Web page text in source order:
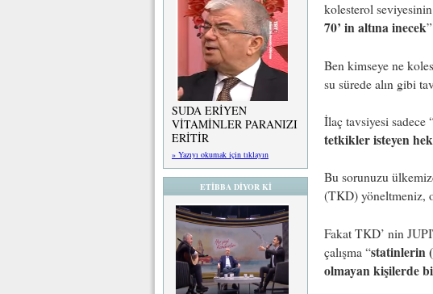
SUDA ERİYEN
VİTAMİNLER PARANIZI
ERİTİR
» Yazıyı okumak için tıklayın
ETİBBA DİYOR Kİ
kolesterol
70’ in altına inecek
Ben kimseye ne
su sürede alın gibi
İlaç tavsiyesi sadece
tetkikler isteyen
Bu sorunuzu
(TKD) yöneltmeniz,
Fakat TKD’ nin
çalışma “statinlerin
olmayan kişilerde